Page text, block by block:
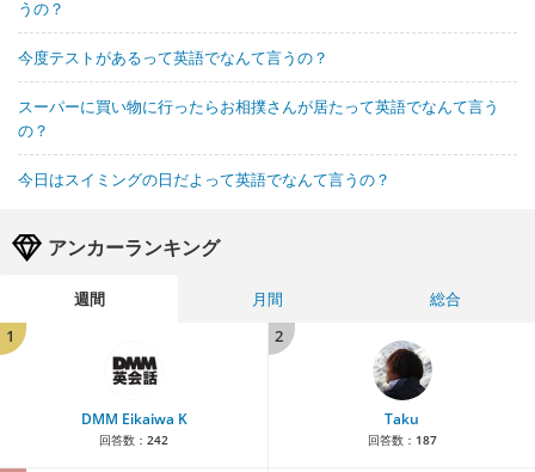
うの？
今度テストがあるって英語でなんて言うの？
スーパーに買い物に行ったらお相撲さんが居たって英語でなんて言う
の？
今日はスイミングの日だよって英語でなんて言うの？
アンカーランキング
週間 月間
総合
1
DMM Eikaiwa K
回答数： 242
2
Taku
回答数： 187